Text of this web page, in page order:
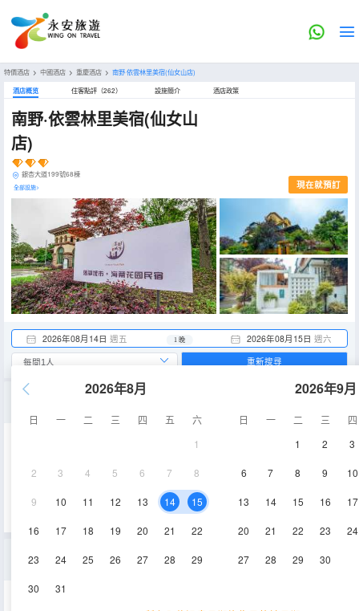
特價酒店 > 中國酒店 > 重慶酒店 > 南野·依雲林里美宿(仙女山店)
酒店概览 住客點評（262） 設施簡介 酒店政策
南野·依雲林里美宿(仙女山
店)
銀杏大道199號68棟
全部設施> 現在就預訂
2026年08月14日 週五 2026年08月15日 週六
1 晚
2026年8月
日 一 二 三 四 五
六
1
2 3 4 5 6 7 8
9 10 11 12 13 14 15
16 17 18 19 20 21 22
23 24 25 26 27 28 29
30 31
2026年9月
日 一 二 三
四
1
2 3
6 7 8 9 10
13 14 15 16 17
20 21 22 23 24
27 28 29 30
重新搜尋
35-40㎡ 空調
冰箱